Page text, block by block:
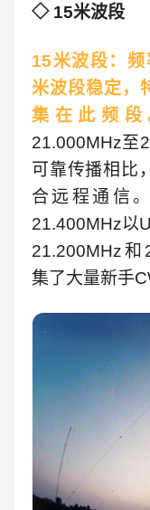
◇ 15米波段
15米波段：频
米波段稳定，
集在此频段
21.000MHz至
可靠传播相比
合远程通信
21.400MHz以
21.200MHz和
集了大量新手